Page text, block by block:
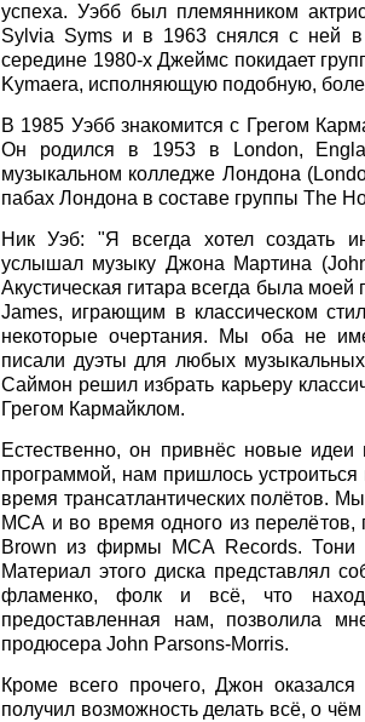
успеха. Уэбб был племянником
Sylvia Syms и в 1963 снялся с ней
середине 1980-х Джеймс покидает
Kymaera, исполняющую подобную,
В 1985 Уэбб знакомится с Грегом
Он родился в 1953 в London,
музыкальном колледже Лондона
пабах Лондона в составе группы The
Ник Уэб: "Я всегда хотел создать
услышал музыку Джона Мартина
Акустическая гитара всегда была
James, играющим в классическом
некоторые очертания. Мы оба не
писали дуэты для любых
Саймон решил избрать карьеру
Грегом Кармайклом.
Естественно, он привнёс новые
программой, нам пришлось
время трансатлантических полётов.
МСА и во время одного из перелётов,
Brown из фирмы MCA Records. Тони
Материал этого диска представлял
фламенко, фолк и всё, что
предоставленная нам, позволила
продюсера John Parsons-Morris.
Кроме всего прочего, Джон
получил возможность делать всё, о